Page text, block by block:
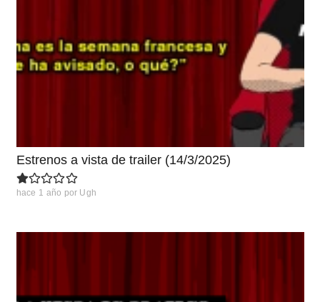
Estrenos a vista de trailer (14/3/2025)
hace 1 año por Ugh